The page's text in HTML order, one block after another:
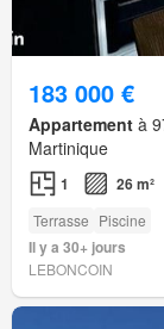
183 000 €
Appartement à
Martinique
1 26 m²
Terrasse Piscine
Il y a 30+ jours
LEBONCOIN